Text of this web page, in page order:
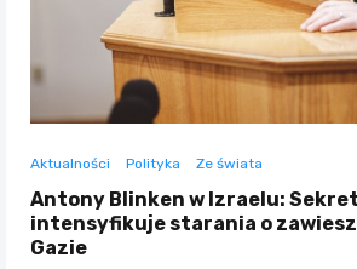
Aktualności Polityka Ze świata
Antony Blinken w Izraelu:
intensyfikuje starania o
Gazie